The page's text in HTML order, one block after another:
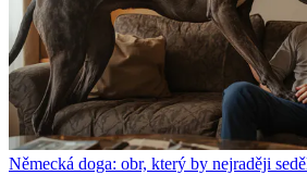
Německá doga: obr, který by nejraději